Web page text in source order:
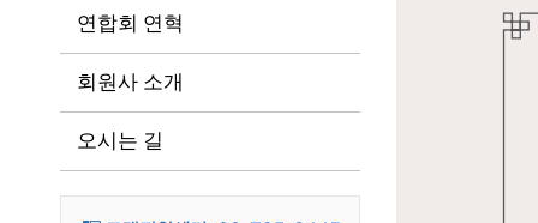
연합회 연혁
회원사 소개
오시는 길